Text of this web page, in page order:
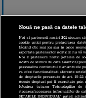
Nouă ne pasă ca datele
Noi și partenerii noștri201stocăm și/
cookie unici pentru prelucrarea
făcând clic mai jos sau în orice
raportate partenerilor noștri și nu vă
Noi si partenerii nostri (retelele de
nostri de servicii de date analitice)
personaliza continutul si anunturile
va oferi functionalitati aferente
de drepturile prevazute de art. 15-
Aceste drepturi pot fi exercitate prin
folosirea tuturor Tehnologiilor
stocarea/accesarea informatiilor de
SETARILE INDIVIDUAL” puteti